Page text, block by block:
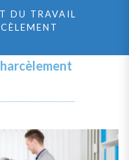
DU TRAVAIL